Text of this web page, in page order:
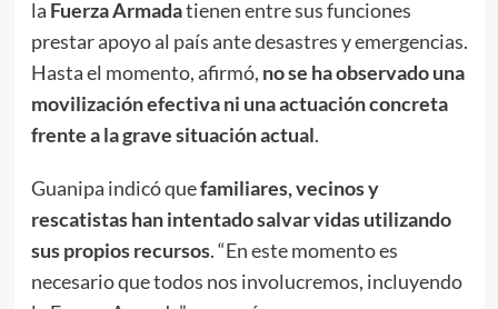
la Fuerza Armadatienen entre sus funciones
prestar apoyo al país ante desastres y emergencias.
Hasta el momento, afirmó, no se ha observado una
movilización efectiva ni una actuación concreta
frente a la grave situación actual.
Guanipa indicó quefamiliares, vecinos y
rescatistas han intentado salvar vidas utilizando
sus propios recursos. “En este momento es
necesario que todos nos involucremos, incluyendo